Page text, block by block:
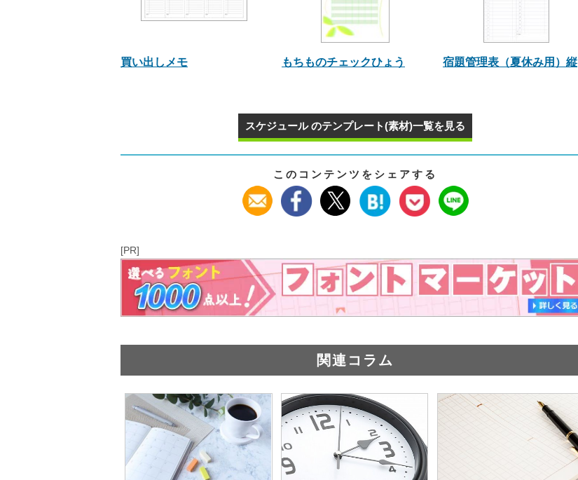
買い出しメモ もちものチェックひょう 宿題管理表（夏休み用）縦
スケジュール のテンプレート(素材)一覧を見る
このコンテンツをシェアする
[PR]
関連コラム